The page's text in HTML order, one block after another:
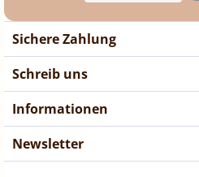
Sichere Zahlung
Schreib uns
Informationen
Newsletter